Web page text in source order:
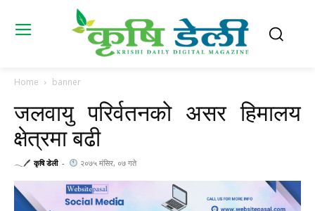
Home banner
जलवायु परिर्वतनको असर हिमालय
क्षेत्रमा बढी
𓂃🖊 कृषि डेली - २०७५ मंसिर, ०७ गते